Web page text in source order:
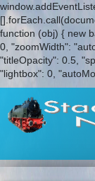
function (obj) { new
0, "zoomWidth":
"titleOpacity": 0.5,
"lightbox": 0,